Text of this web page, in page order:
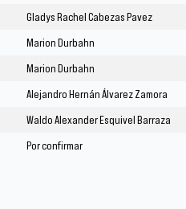
Gladys Rachel Cabezas Pavez
Marion Durbahn
Marion Durbahn
Alejandro Hernán Álvarez Zamora
Waldo Alexander Esquivel Barraza
Por confirmar